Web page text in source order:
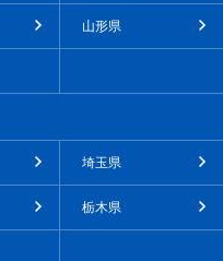
山形県
埼玉県
栃木県